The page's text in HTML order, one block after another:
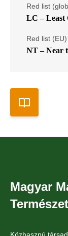
Red list
LC – Least
Red list (EU)
NT – Near
Magyar
Közhasznú